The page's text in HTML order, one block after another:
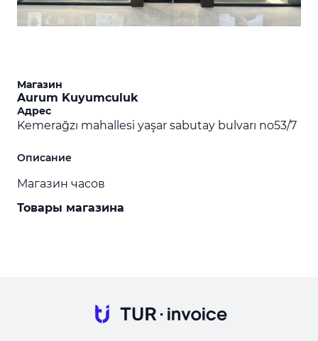
Магазин
Aurum Kuyumculuk
Адрес
Kemerağzı mahallesi yaşar sabutay bulvarı no53/7
Описание
Магазин часов
Товары магазина